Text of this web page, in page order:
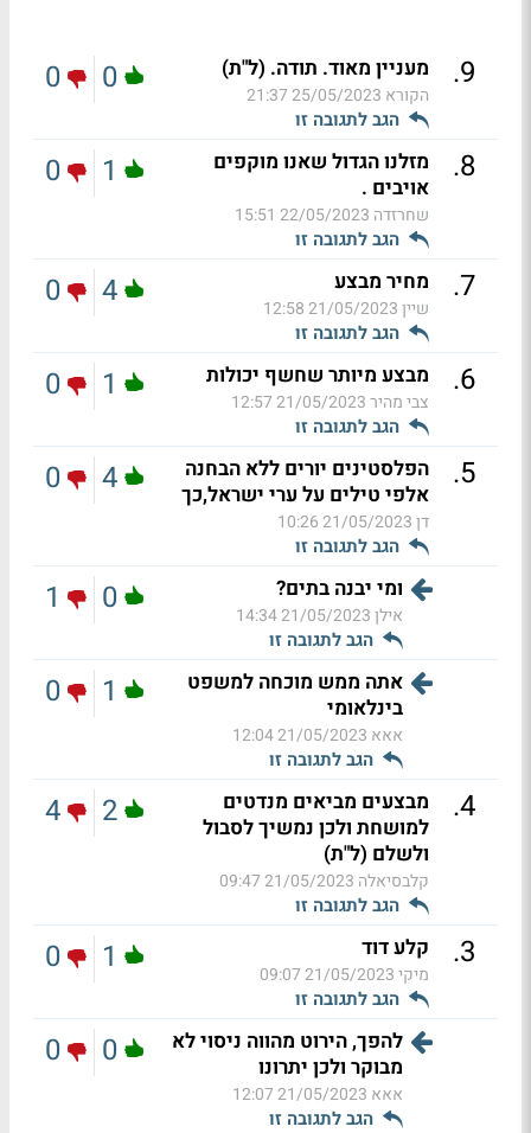
9
. מעניין מאוד. תודה. (ל"ת)
הקורא 25/05/2023 21:37
הגב לתגובה זו
0
0
8
.
מזלנו הגדול שאנו מוקפים
אויבים .
שחרזדה 22/05/2023 15:51
הגב לתגובה זו
1
0
7
. מחיר מבצע
שיין21/05/2023 12:58
הגב לתגובה זו
4
0
6
. מבצע מיותר שחשף יכולות
צבי מהיר21/05/2023 12:57
הגב לתגובה זו
1
0
5
.
הפלסטינים יורים ללא הבחנה
אלפי טילים על ערי ישראל,כך
דן21/05/2023 10:26
הגב לתגובה זו
4
0
ומי יבנה בתים?
אילן21/05/2023 14:34
הגב לתגובה זו
0
1
אתה ממש מוכחה למשפט
בינלאומי
אאא 21/05/2023 12:04
הגב לתגובה זו
1
0
4
.
מבצעים מביאים מנדטים
למושחת ולכן נמשיך לסבול
ולשלם (ל"ת)
קלבסיאלה 21/05/2023 09:47
הגב לתגובה זו
2
4
3
. קלע דוד
מיקי21/05/2023 09:07
הגב לתגובה זו
1
0
להפך, הירוט מהווה ניסוי לא
מבוקר ולכן יתרונו
אאא 21/05/2023 12:07
הגב לתגובה זו
0
0